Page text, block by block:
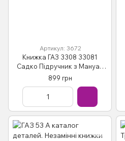
Артикул: 3672
Книжка ГАЗ 3308 33081
Садко Підручник з Мануал
Пособіє Помонту
Експлуатації ел.
899 грн